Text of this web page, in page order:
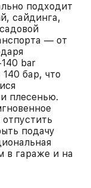
подходит
сайдинга,
— от
bar
бар, что
плесенью.
подачу
в гараже и на